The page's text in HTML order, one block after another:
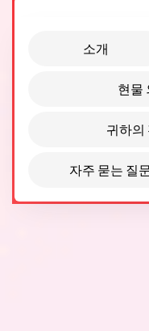
소개
현물
귀하의
자주 묻는 질